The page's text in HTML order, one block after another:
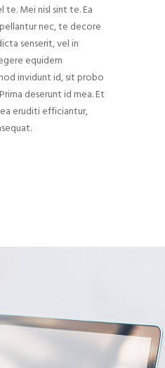
te. Mei nisl sint te. Ea
nec, te decore
senserit, vel in
equidem
invidunt id, sit probo
deserunt id mea. Et
eruditi efficiantur,